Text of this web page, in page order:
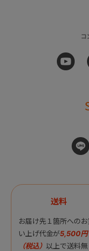
コ
送料
お届け先１箇所へのお
い上げ代金が5,500円
（税込） 以上で送料無